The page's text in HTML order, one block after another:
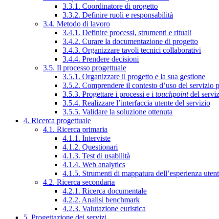
3.3.1. Coordinatore di progetto
3.3.2. Definire ruoli e responsabilità
3.4. Metodo di lavoro
3.4.1. Definire processi, strumenti e rituali
3.4.2. Curare la documentazione di progetto
3.4.3. Organizzare tavoli tecnici collaborativi
3.4.4. Prendere decisioni
3.5. Il processo progettuale
3.5.1. Organizzare il progetto e la sua gestione
3.5.2. Comprendere il contesto d’uso del servizio
3.5.3. Progettare i processi e i touchpointdel
3.5.4. Realizzare l’interfaccia utente del servizio
3.5.5. Validare la soluzione ottenuta
4. Ricerca progettuale
4.1. Ricerca primaria
4.1.1. Interviste
4.1.2. Questionari
4.1.3. Test di usabilità
4.1.4. Web analytics
4.1.5. Strumenti di mappatura dell’esperienza
4.2. Ricerca secondaria
4.2.1. Ricerca documentale
4.2.2. Analisi benchmark
4.2.3. Valutazione euristica
5. Progettazione dei servizi